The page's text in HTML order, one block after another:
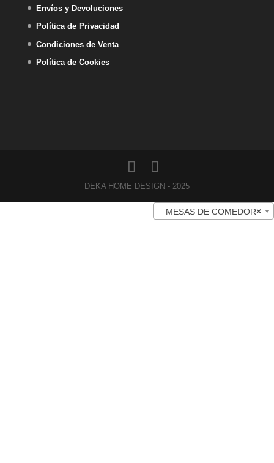
Envíos y Devoluciones
Política de Privacidad
Condiciones de Venta
Política de Cookies
DEKA HOME DESIGN - 2025
×
MESAS DE COMEDOR